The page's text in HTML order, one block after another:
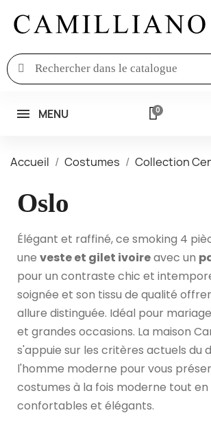
MENU
Accueil Costumes Collection
Oslo
Élégant et raffiné, ce smoking 4
une veste et gilet ivoireavec un
pour un contraste chic et
soignée et son tissu de qualité
allure distinguée. Idéal pour
et grandes occasions. La maison
s'appuie sur les critères actuels du
l'homme moderne pour vous
costumes à la fois moderne tout
confortables et élégants.